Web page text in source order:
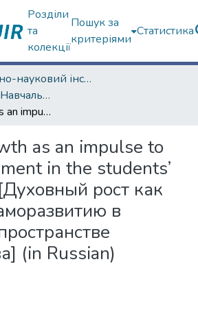
Розділи
та
колекції
Пошук за
критеріями
Статистика
Навчально-науковий інститут "Каразінський інститут міжнародних відносин та туристичного бізнесу"
Наукові роботи. Навчально-науковий інститут "Каразінський інститут міжнародних відносин та туристичного бізнесу"
Spiritual growth as an impulse to self-development in the students’ living space [Духовный рост как импульс к саморазвитию в жизненном пространстве студенчества] (in Russian)
as an impulse to
in the students’
рост как
в
(in Russian)